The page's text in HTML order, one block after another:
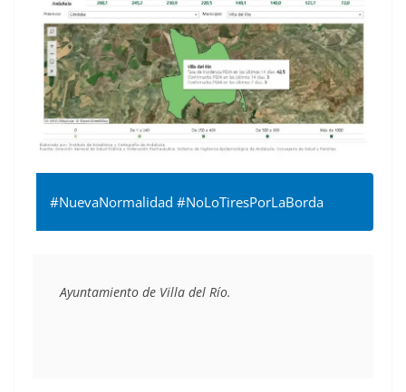
#NuevaNormalidad #NoLoTiresPorLaBorda
Ayuntamiento de Villa del Río.